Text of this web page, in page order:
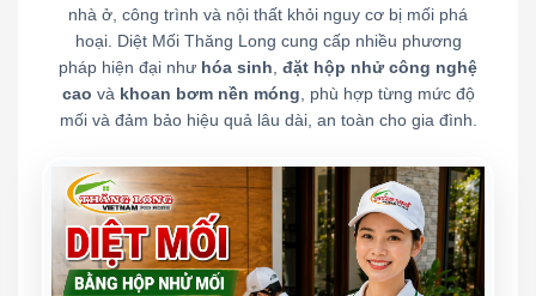
nhà ở, công trình và nội thất khỏi nguy cơ bị mối phá
hoại. Diệt Mối Thăng Long cung cấp nhiều phương
pháp hiện đại như hóa sinh đặt hộp nhử công nghệ
cao và khoan bơm nền móng , phù hợp từng mức độ
mối và đảm bảo hiệu quả lâu dài, an toàn cho gia đình.